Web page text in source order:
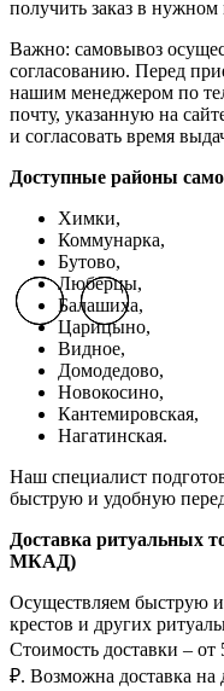
получить заказ в нужном
Важно: самовывоз
согласованию. Перед
нашим менеджером по
почту, указанную на
и согласовать время
Доступные районы
Химки,
Коммунарка,
Бутово,
Люберцы,
Балашиха,
Царицыно,
Видное,
Домодедово,
Новокосино,
Кантемировская,
Нагатинская.
Наш специалист
быструю и удобную
Доставка ритуальных
МКАД)
Осуществляем быструю
крестов и других
Стоимость доставки – от
₽. Возможна доставка
Previous slide
Next slide
Previous slide
Next slide
Previous slide
Next slide